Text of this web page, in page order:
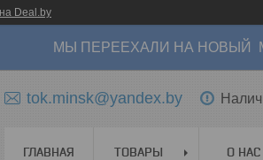
Deal.by
МЫ ПЕРЕЕХАЛИ НА НОВЫЙ
tok.minsk@yandex.by
ГЛАВНАЯ ТОВАРЫ О НАС